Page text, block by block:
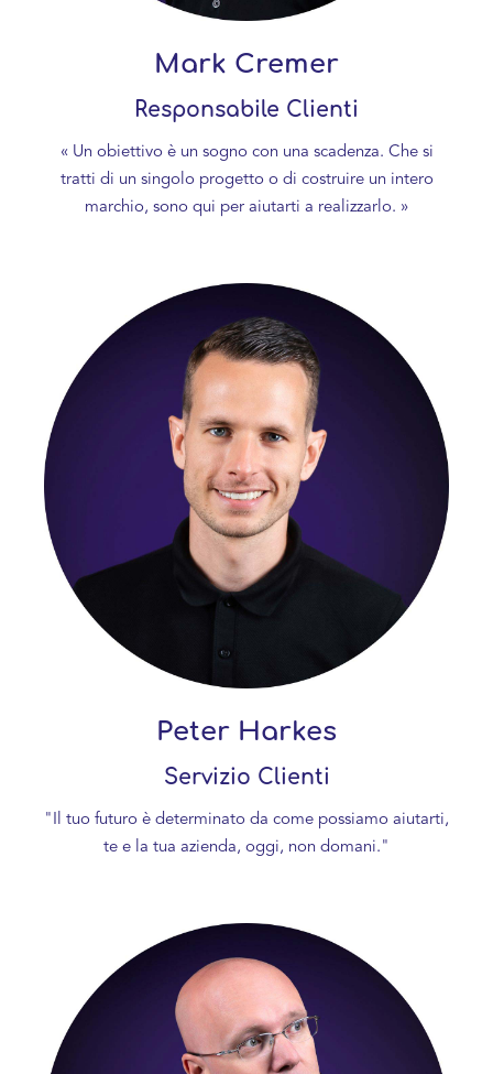
Mark Cremer
Responsabile Clienti
« Un obiettivo è un sogno con una scadenza. Che si
tratti di un singolo progetto o di costruire un intero
marchio, sono qui per aiutarti a realizzarlo. »
Peter Harkes
Servizio Clienti
"Il tuo futuro è determinato da come possiamo aiutarti,
te e la tua azienda, oggi, non domani."